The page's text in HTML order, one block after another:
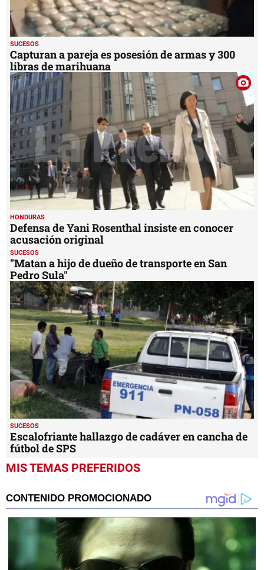
SUCESOS
Capturan a pareja es posesión de armas y 300
libras de marihuana
HONDURAS
Defensa de Yani Rosenthal insiste en conocer
acusación original
SUCESOS
"Matan a hijo de dueño de transporte en San
Pedro Sula"
SUCESOS
Escalofriante hallazgo de cadáver en cancha de
fútbol de SPS
MIS TEMAS PREFERIDOS